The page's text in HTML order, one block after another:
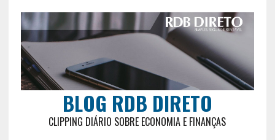
BLOG RDB DIRETO
CLIPPING DIÁRIO SOBRE ECONOMIA E FINANÇAS